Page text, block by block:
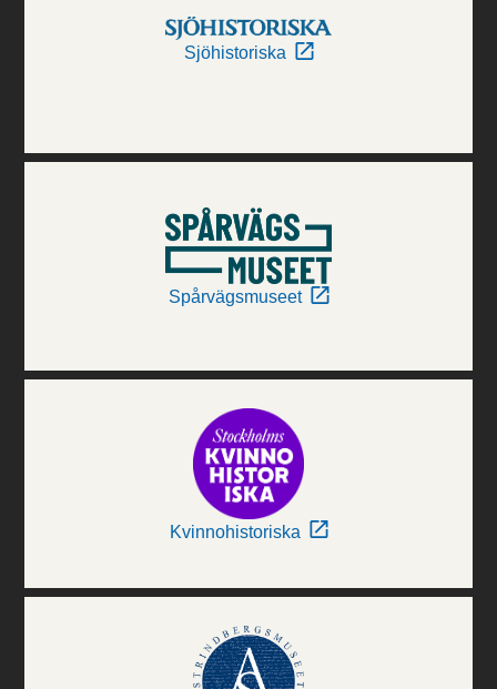
Sjöhistoriska
Spårvägsmuseet
Kvinnohistoriska